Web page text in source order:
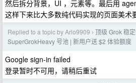
然后拆分背景，UI ，元素等。最后用
这样下来比大多数纯代码实现的页面美术
Replied to a topic by Arlo9909 › 顶级 Grok 稳
SuperGrokHeavy 号池 | 新用户送 $2 体验额度
Google sign-in failed
登录暂时不可用，请稍后重试